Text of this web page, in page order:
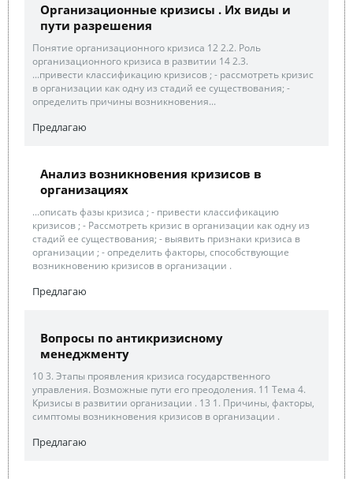
Организационные кризисы . Их виды и
пути разрешения
Понятие организационного кризиса 12 2.2. Роль
организационного кризиса в развитии 14 2.3.
...привести классификацию кризисов ; - рассмотреть кризис
в организации как одну из стадий ее существования; -
определить причины возникновения...
Предлагаю
Анализ возникновения кризисов в
организациях
...описать фазы кризиса ; - привести классификацию
кризисов ; - Рассмотреть кризис в организации как одну из
стадий ее существования; - выявить признаки кризиса в
организации ; - определить факторы, способствующие
возникновению кризисов в организации .
Предлагаю
Вопросы по антикризисному
менеджменту
10 3. Этапы проявления кризиса государственного
управления. Возможные пути его преодоления. 11 Тема 4.
Кризисы в развитии организации . 13 1. Причины, факторы,
симптомы возникновения кризисов в организации .
Предлагаю